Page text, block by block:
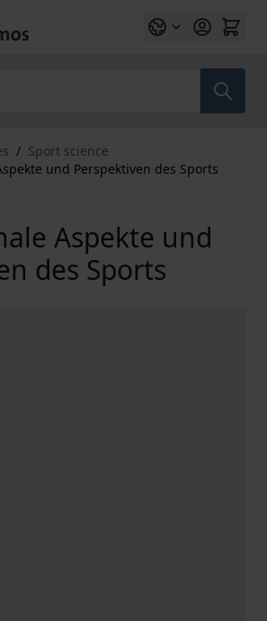
/ Sport science
und Perspektiven des Sports
Aspekte und
des Sports